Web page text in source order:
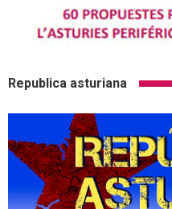
Republica asturiana